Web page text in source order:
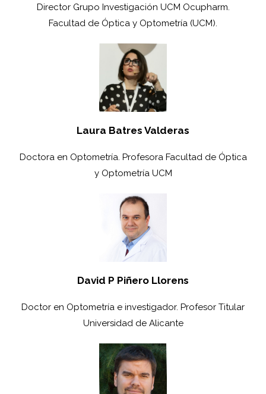
Director Grupo Investigación UCM Ocupharm.
Facultad de Óptica y Optometría (UCM).
Laura Batres Valderas
Doctora en Optometría. Profesora Facultad de Óptica
y Optometría UCM
David P Piñero Llorens
Doctor en Optometría e investigador. Profesor Titular
Universidad de Alicante